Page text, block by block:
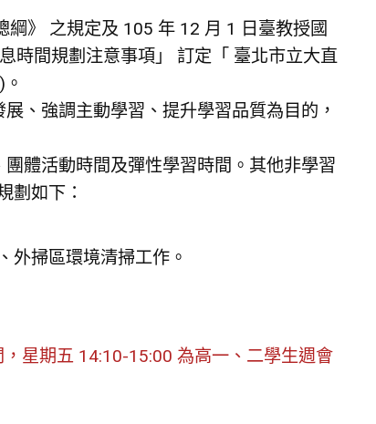
》 之規定及 105 年 12 月 1 日臺教授國
時間規劃注意事項」 訂定「 臺北市立大直
、強調主動學習、提升學習品質為目的，
體活動時間及彈性學習時間。其他非學習
劃如下：
外掃區環境清掃工作。
星期五 14:10-15:00 為高一、二學生週會